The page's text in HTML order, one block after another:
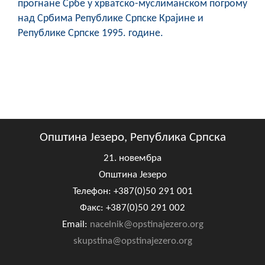
прогнане Србе у хрватско-муслиманском погрому
над Србима Републике Српске Крајине и
Републике Српске 1995. године.
Општина Језеро, Република Српска
21. новембра
Општина Језеро
Телефон: +387(0)50 291 001
Факс: +387(0)50 291 002
Email: nacelnik@opstinajezero.org
skupstina@opstinajezero.org